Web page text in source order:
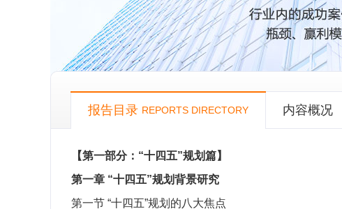
报告目录 REPORTS DIRECTORY 内容概况
【第一部分：“十四五”规划篇】
第一章 “十四五”规划背景研究
第一节 “十四五”规划的八大焦点